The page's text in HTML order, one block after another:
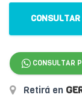
CONSULTAR
Retirá en